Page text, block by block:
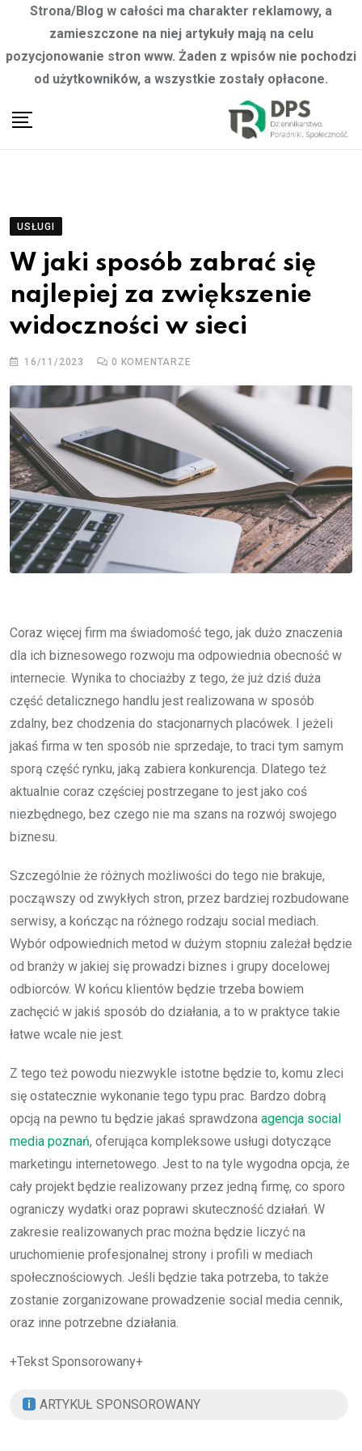
Strona/Blog w całości ma charakter reklamowy, a
zamieszczone na niej artykuły mają na celu
pozycjonowanie stron www. Żaden z wpisów nie pochodzi
od użytkowników, a wszystkie zostały opłacone.
USŁUGI
W jaki sposób zabrać się
najlepiej za zwiększenie
widoczności w sieci
16/11/2023 0 KOMENTARZE
Coraz więcej firm ma świadomość tego, jak dużo znaczenia
dla ich biznesowego rozwoju ma odpowiednia obecność w
internecie. Wynika to chociażby z tego, że już dziś duża
część detalicznego handlu jest realizowana w sposób
zdalny, bez chodzenia do stacjonarnych placówek. I jeżeli
jakaś firma w ten sposób nie sprzedaje, to traci tym samym
sporą część rynku, jaką zabiera konkurencja. Dlatego też
aktualnie coraz częściej postrzegane to jest jako coś
niezbędnego, bez czego nie ma szans na rozwój swojego
biznesu.
Szczególnie że różnych możliwości do tego nie brakuje,
począwszy od zwykłych stron, przez bardziej rozbudowane
serwisy, a kończąc na różnego rodzaju social mediach.
Wybór odpowiednich metod w dużym stopniu zależał będzie
od branży w jakiej się prowadzi biznes i grupy docelowej
odbiorców. W końcu klientów będzie trzeba bowiem
zachęcić w jakiś sposób do działania, a to w praktyce takie
łatwe wcale nie jest.
Z tego też powodu niezwykle istotne będzie to, komu zleci
się ostatecznie wykonanie tego typu prac. Bardzo dobrą
opcją na pewno tu będzie jakaś sprawdzona agencja social
media poznań, oferująca kompleksowe usługi dotyczące
marketingu internetowego. Jest to na tyle wygodna opcja, że
cały projekt będzie realizowany przez jedną firmę, co sporo
ograniczy wydatki oraz poprawi skuteczność działań. W
zakresie realizowanych prac można będzie liczyć na
uruchomienie profesjonalnej strony i profili w mediach
społecznościowych. Jeśli będzie taka potrzeba, to także
zostanie zorganizowane prowadzenie social media cennik,
oraz inne potrzebne działania.
+Tekst Sponsorowany+
ARTYKUŁ SPONSOROWANY